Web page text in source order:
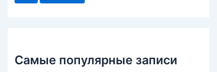
Самые популярные записи